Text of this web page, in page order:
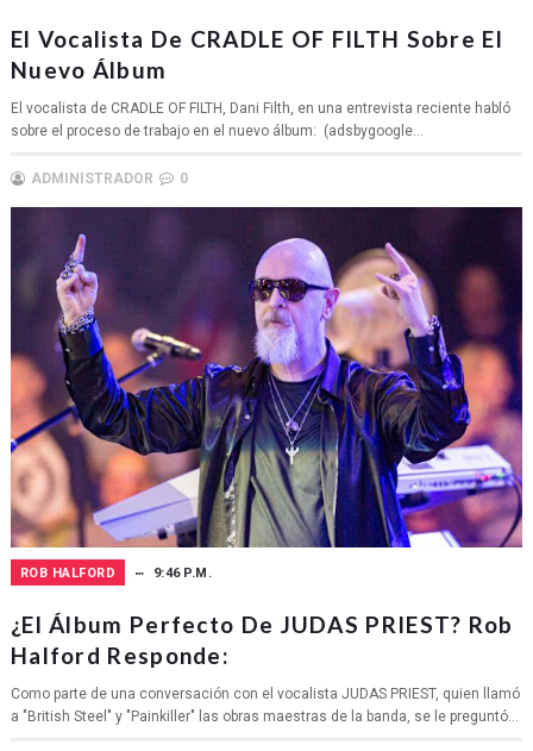
El Vocalista De CRADLE OF FILTH Sobre El
Nuevo Álbum
El vocalista de CRADLE OF FILTH, Dani Filth, en una entrevista reciente habló
sobre el proceso de trabajo en el nuevo álbum: (adsbygoogle...
ADMINISTRADOR 0
ROB HALFORD 9:46 P.M.
¿El Álbum Perfecto De JUDAS PRIEST? Rob
Halford Responde:
Como parte de una conversación con el vocalista JUDAS PRIEST, quien llamó
a "British Steel" y "Painkiller" las obras maestras de la banda, se le preguntó...